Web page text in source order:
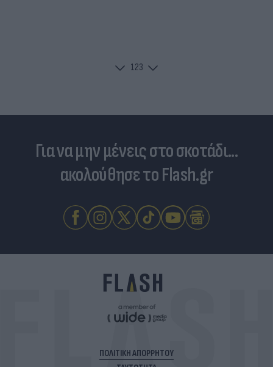
123
Για να μην μένεις στο σκοτάδι...
ακολούθησε το Flash.gr
ΠΟΛΙΤΙΚΗ ΑΠΟΡΡΗΤΟΥ